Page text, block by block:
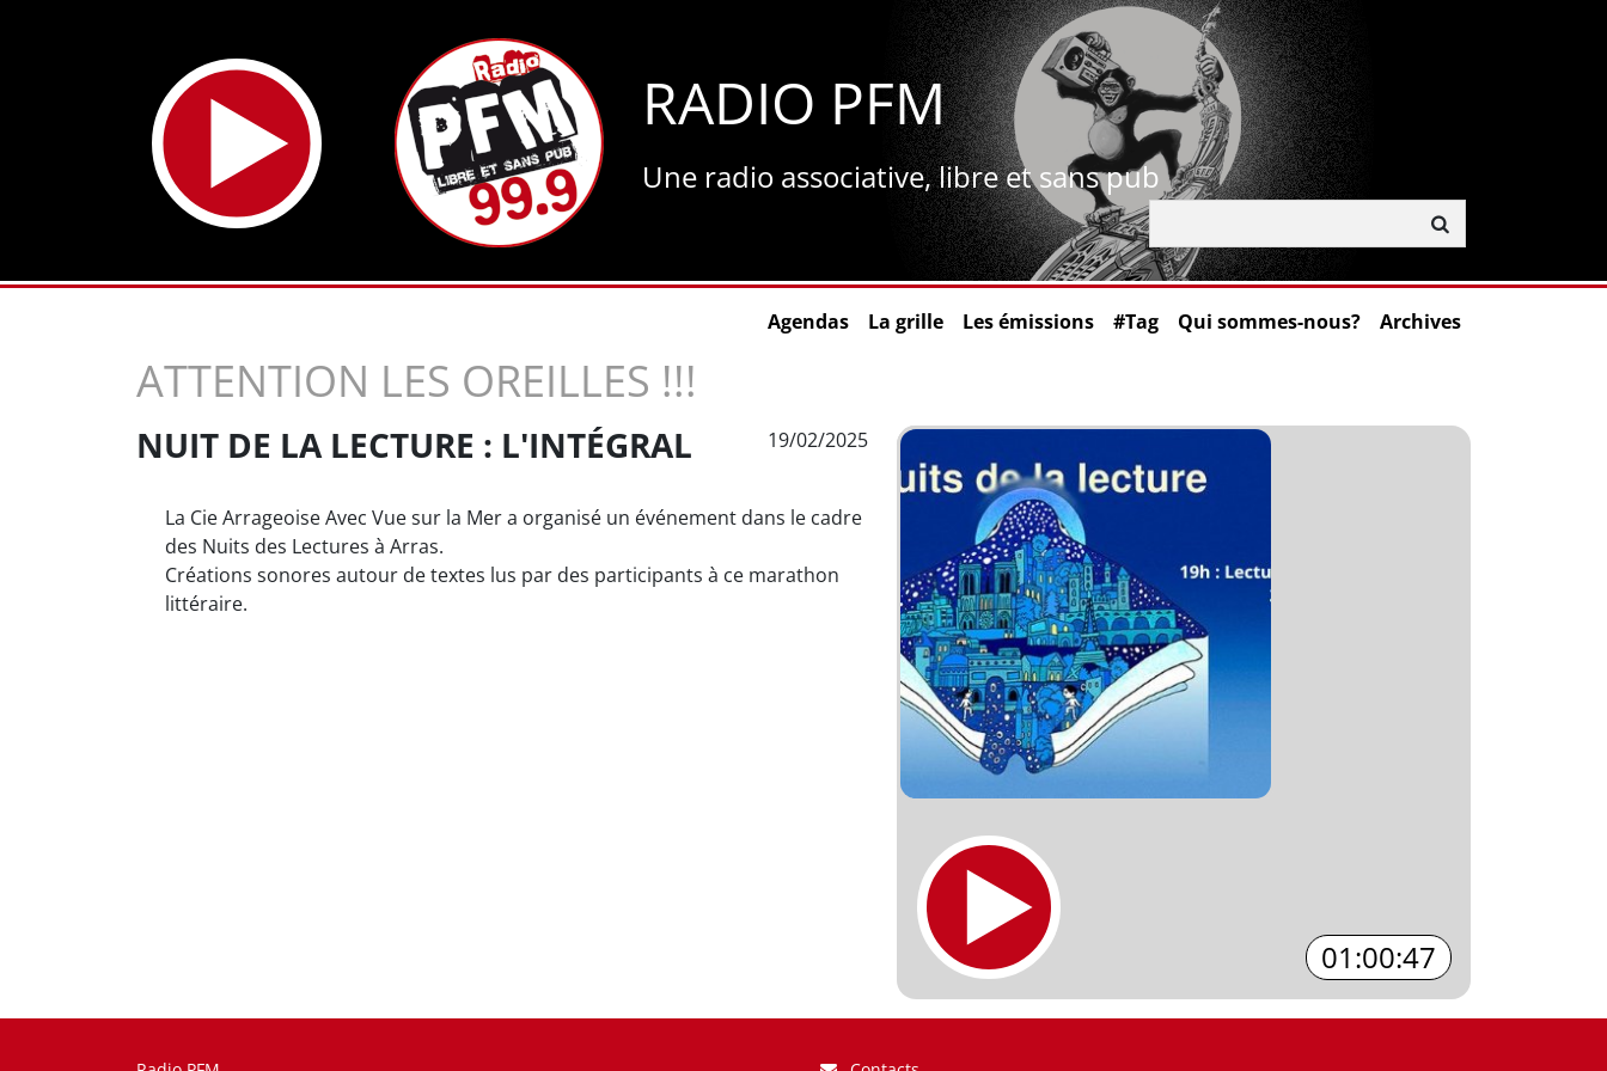
RADIO PFM
Une radio associative, libre et sans pub
Agendas La grille Les émissions #Tag Qui sommes-nous? Archives
ATTENTION LES OREILLES !!!
NUIT DE LA LECTURE : L'INTÉGRAL 19/02/2025
La Cie Arrageoise Avec Vue sur la Mer a organisé un événement dans le cadre
des Nuits des Lectures à Arras.
Créations sonores autour de textes lus par des participants à ce marathon
littéraire.
01:00:47